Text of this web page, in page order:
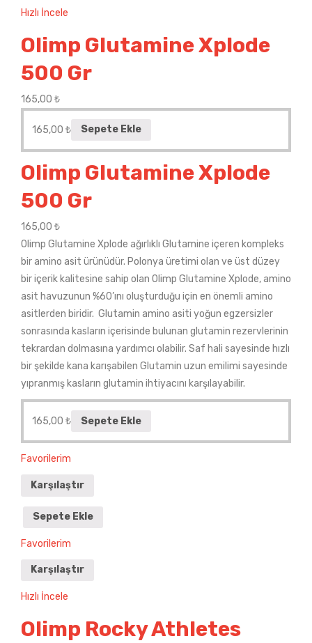
Hızlı İncele
Olimp Glutamine Xplode
500 Gr
165,00 ₺
165,00 ₺ Sepete Ekle
Olimp Glutamine Xplode
500 Gr
165,00 ₺
Olimp Glutamine Xplode ağırlıklı Glutamine içeren kompleks
bir amino asit ürünüdür. Polonya üretimi olan ve üst düzey
bir içerik kalitesine sahip olan Olimp Glutamine Xplode, amino
asit havuzunun %60’ını oluşturduğu için en önemli amino
asitlerden biridir. Glutamin amino asiti yoğun egzersizler
sonrasında kasların içerisinde bulunan glutamin rezervlerinin
tekrardan dolmasına yardımcı olabilir. Saf hali sayesinde hızlı
bir şekilde kana karışabilen Glutamin uzun emilimi sayesinde
yıpranmış kasların glutamin ihtiyacını karşılayabilir.
165,00 ₺ Sepete Ekle
Favorilerim
Karşılaştır
Sepete Ekle
Favorilerim
Karşılaştır
Hızlı İncele
Olimp Rocky Athletes